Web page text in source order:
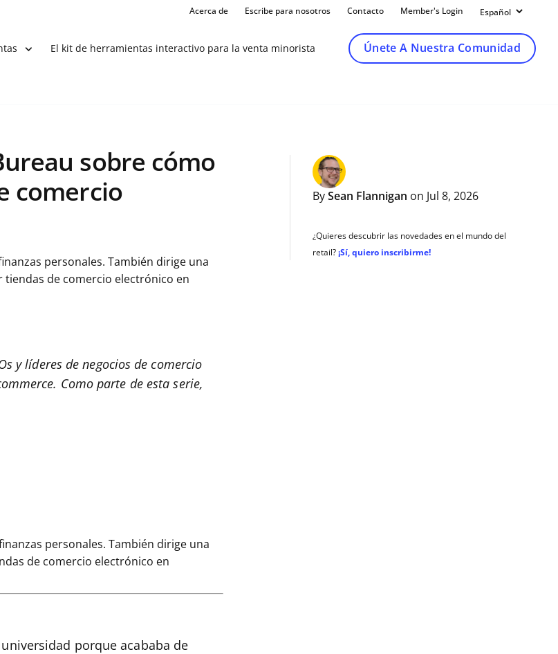
Acerca de Escribe para nosotros Contacto Member's Login
El kit de herramientas interactivo para la venta minorista Únete A Nuestra Comunidad
sobre cómo
comercio
By Sean Flannigan on Jul 8, 2026
¿Quieres descubrir las novedades en el mundo del
retail? ¡Sí, quiero inscribirme!
personales. También dirige una
tiendas de comercio electrónico en
y líderes de negocios de comercio
Como parte de esta serie,
personales. También dirige una
de comercio electrónico en
porque acababa de